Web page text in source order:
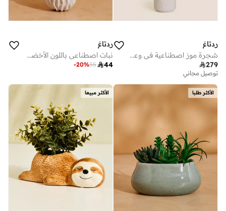
ردتاغ
شجرة موز اصطناعية في وعاء خزفي 125 سم
279
توصيل مجاني
ردتاغ
نبات اصطناعي باللون الأخضر في مزهرية باللون الأبيض
44
55
-20%
الأكثر طلبا الأكثر مبيعا